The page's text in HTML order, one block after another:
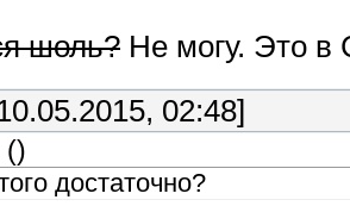
шоль? Не могу. Это
02:48]
()
достаточно?